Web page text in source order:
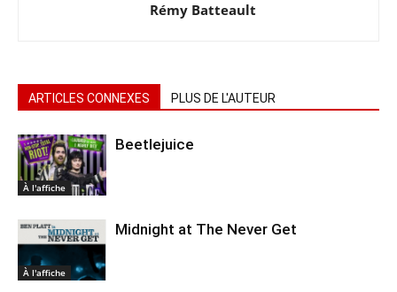
Rémy Batteault
ARTICLES CONNEXES PLUS DE L'AUTEUR
À l'affiche
Beetlejuice
À l'affiche
Midnight at The Never Get